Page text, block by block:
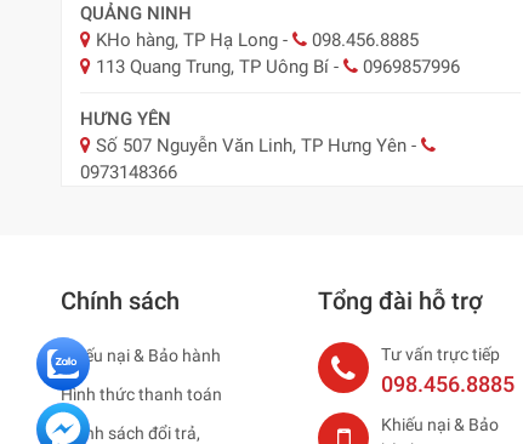
QUẢNG NINH
KHo hàng, TP Hạ Long -
098.456.8885
113 Quang Trung, TP Uông Bí - 0969857996
HƯNG YÊN
Số 507 Nguyễn Văn Linh, TP Hưng Yên -
0973148366
NAM ĐỊNH
HẢI DƯƠNG ( NAY HẢI PHÒNG )
75 Thống Nhất, TP. Hải Dương-
Chính sách
Khiếu nại & Bảo hành
Hình thức thanh toán
Chính sách đổi trả,
Tổng đài hỗ trợ
Tư vấn trực tiếp
098.456.8885
Khiếu nại & Bảo